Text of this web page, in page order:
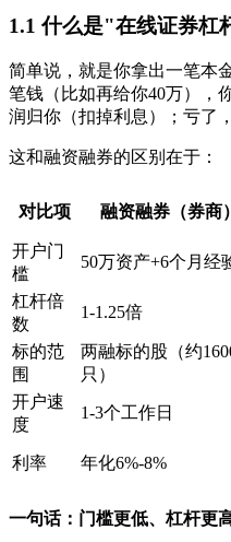
1.1 什么是"在线证券杠
简单说，就是你拿出一笔本
笔钱（比如再给你40万），
润归你（扣掉利息）；亏了
这和融资融券的区别在于：
对比项 融资融券（券商）
开户门
槛
50万资产+6个月经
杠杆倍
数
1-1.25倍
标的范
围
两融标的股（约
只）
开户速
度
1-3个工作日
利率 年化6%-8%
一句话：门槛更低、杠杆更